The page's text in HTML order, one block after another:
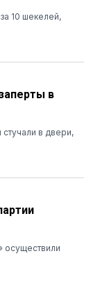
10 шекелей,
в
в двери,
осуществили